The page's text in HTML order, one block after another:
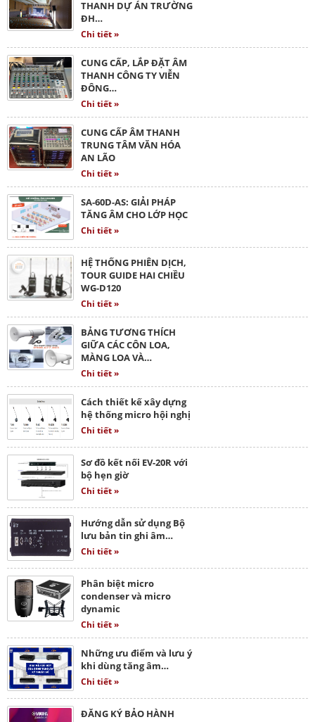
THANH DỰ ÁN TRƯỜNG
ĐH…
Chi tiết »
CUNG CẤP, LẮP ĐẶT ÂM
THANH CÔNG TY VIỄN
ĐÔNG…
Chi tiết »
CUNG CẤP ÂM THANH
TRUNG TÂM VĂN HÓA
AN LÃO
Chi tiết »
SA-60D-AS: GIẢI PHÁP
TĂNG ÂM CHO LỚP HỌC
Chi tiết »
HỆ THỐNG PHIÊN DỊCH,
TOUR GUIDE HAI CHIỀU
WG-D120
Chi tiết »
BẢNG TƯƠNG THÍCH
GIỮA CÁC CÔN LOA,
MÀNG LOA VÀ…
Chi tiết »
Cách thiết kế xây dựng
hệ thống micro hội nghị
Chi tiết »
Sơ đồ kết nối EV-20R với
bộ hẹn giờ
Chi tiết »
Hướng dẫn sử dụng Bộ
lưu bản tin ghi âm…
Chi tiết »
Phân biệt micro
condenser và micro
dynamic
Chi tiết »
Những ưu điểm và lưu ý
khi dùng tăng âm…
Chi tiết »
ĐĂNG KÝ BẢO HÀNH